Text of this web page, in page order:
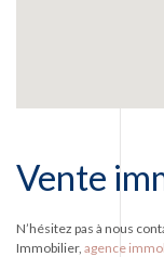
Vente
N’hésitez pas à nous
Immobilier, agence